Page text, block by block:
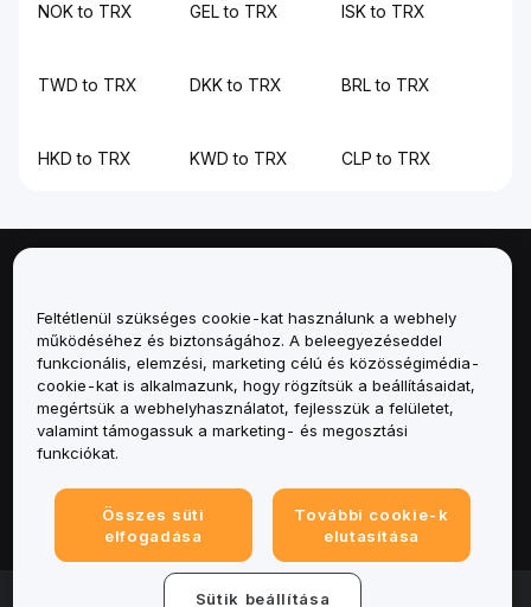
NOK to TRX GEL to TRX ISK to TRX
TWD to TRX DKK to TRX BRL to TRX
HKD to TRX KWD to TRX CLP to TRX
Szolgáltatások
Támogatás
Termékek
© 2025-2026 Bybit.eu. Minden jog fenntartva.
Feltétlenül szükséges cookie-kat használunk a webhely
működéséhez és biztonságához. A beleegyezéseddel
funkcionális, elemzési, marketing célú és közösségimédia-
cookie-kat is alkalmazunk, hogy rögzítsük a beállításaidat,
megértsük a webhelyhasználatot, fejlesszük a felületet,
valamint támogassuk a marketing- és megosztási
funkciókat.
Összes süti
elfogadása
További cookie-k
elutasítása
Sütik beállítása